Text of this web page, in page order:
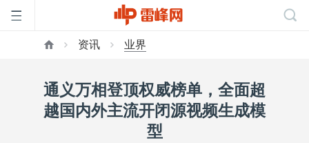
页
资讯 业界
通义万相登顶权威榜单，全面超
越国内外主流开闭源视频生成模
型